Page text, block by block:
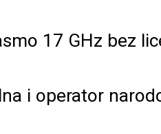
17 GHz bez
i operator